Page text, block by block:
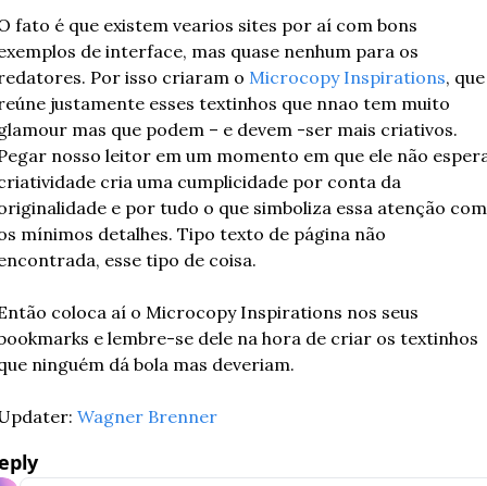
fato é que existem vearios sites por aí com bons
de interface, mas quase nenhum para os
Por isso criaram o Microcopy Inspirations, que
justamente esses textinhos que nnao tem muito
mas que podem – e devem -ser mais criativos.
nosso leitor em um momento em que ele não
cria uma cumplicidade por conta da
e por tudo o que simboliza essa atenção com
mínimos detalhes. Tipo texto de página não
esse tipo de coisa.
coloca aí o Microcopy Inspirations nos seus
e lembre-se dele na hora de criar os textinhos
ninguém dá bola mas deveriam.
Wagner Brenner